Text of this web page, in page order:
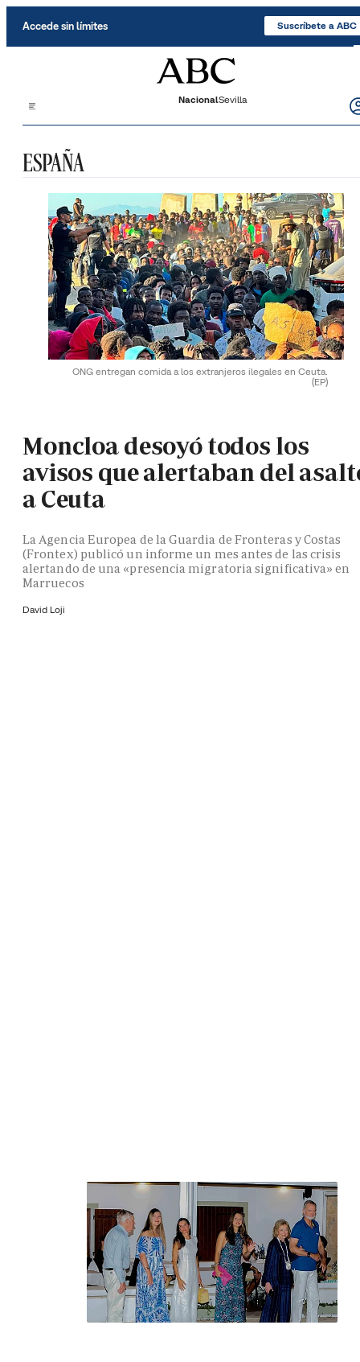
Accede sin límites Suscríbete a ABC
NacionalSevilla
ESPAÑA
ONG entregan comida a los extranjeros ilegales en Ceuta.
(EP)
Moncloa desoyó todos los
avisos que alertaban del
a Ceuta
La Agencia Europea de la Guardia de Fronteras y Costas
(Frontex) publicó un informe un mes antes de las crisis
alertando de una «presencia migratoria significativa» en
Marruecos
David Loji